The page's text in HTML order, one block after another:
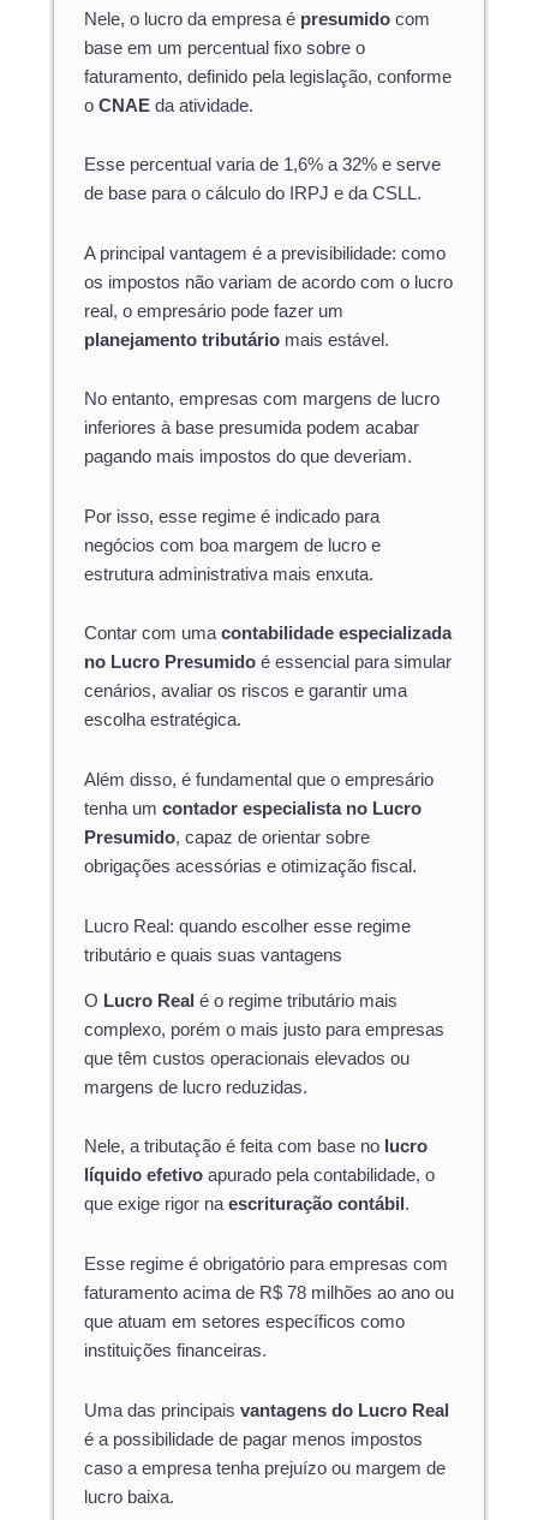
Nele, o lucro da empresa é presumido com
base em um percentual fixo sobre o
faturamento, definido pela legislação, conforme
o CNAE da atividade.
Esse percentual varia de 1,6% a 32% e serve
de base para o cálculo do IRPJ e da CSLL.
A principal vantagem é a previsibilidade: como
os impostos não variam de acordo com o lucro
real, o empresário pode fazer um
planejamento tributário mais estável.
No entanto, empresas com margens de lucro
inferiores à base presumida podem acabar
pagando mais impostos do que deveriam.
Por isso, esse regime é indicado para
negócios com boa margem de lucro e
estrutura administrativa mais enxuta.
Contar com umacontabilidade especializada
no Lucro Presumido é essencial para simular
cenários, avaliar os riscos e garantir uma
escolha estratégica.
Além disso, é fundamental que o empresário
tenha um contador especialista no Lucro
Presumido, capaz de orientar sobre
obrigações acessórias e otimização fiscal.
Lucro Real: quando escolher esse regime
tributário e quais suas vantagens
O Lucro Real é o regime tributário mais
complexo, porém o mais justo para empresas
que têm custos operacionais elevados ou
margens de lucro reduzidas.
Nele, a tributação é feita com base no lucro
líquido efetivo apurado pela contabilidade, o
que exige rigor naescrituração contábil .
Esse regime é obrigatório para empresas com
faturamento acima de R$ 78 milhões ao ano ou
que atuam em setores específicos como
instituições financeiras.
Uma das principais vantagens do Lucro Real
é a possibilidade de pagar menos impostos
caso a empresa tenha prejuízo ou margem de
lucro baixa.